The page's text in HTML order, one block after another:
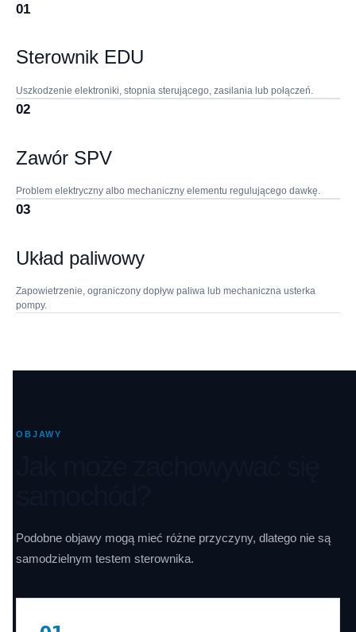
01
Sterownik EDU
Uszkodzenie elektroniki, stopnia sterującego, zasilania lub połączeń.
02
Zawór SPV
Problem elektryczny albo mechaniczny elementu regulującego dawkę.
03
Układ paliwowy
Zapowietrzenie, ograniczony dopływ paliwa lub mechaniczna usterka
pompy.
OBJAWY
Podobne objawy mogą mieć różne przyczyny, dlatego nie są
samodzielnym testem sterownika.